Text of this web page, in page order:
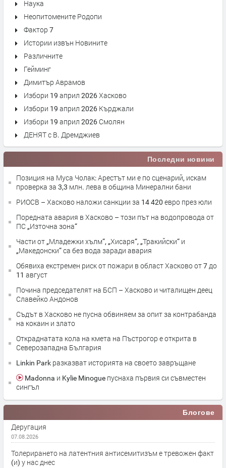
Наука
Неопитомените Родопи
Фактор 7
Истории извън Новините
Различните
Гейминг
Димитър Аврамов
Избори 19 април 2026 Хасково
Избори 19 април 2026 Кърджали
Избори 19 април 2026 Смолян
ДЕНЯТ с В. Дремджиев
Последни новини
Позиция на Муса Чолак: Арестът ми е по сценарий, искам
проверка за 3,3 млн. лева в община Минерални бани
РИОСВ – Хасково наложи санкции за 14 420 евро през юли
Поредната авария в Хасково – този път на водопровода от
ПС „Източна зона“
Части от „Младежки хълм“, „Хисаря“, „Тракийски“ и
„Македонски“ са без вода заради авария
Обявиха екстремен риск от пожари в област Хасково от 7 до
11 август
Почина председателят на БСП – Хасково и читалищен деец
Славейко Андонов
Съдът в Хасково не пусна обвиняем за опит за контрабанда
на кокаин и злато
Откраднатата кола на кмета на Пъстрогор е открита в
Северозападна България
Linkin Park разказват историята на своето завръщане
сингъл
Блогове
Деругация
07.08.2026
Толерирането на латентния антисемитизъм е тревожен факт
(и) у нас днес